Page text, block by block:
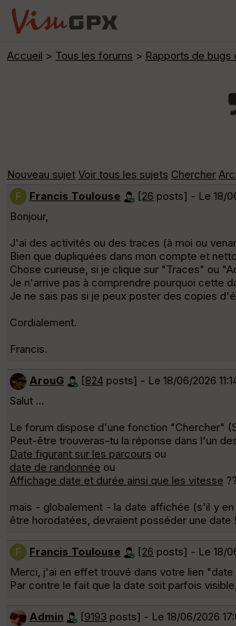
Accueil > Tous les forums > Rapports de
Nouveau sujet Voir tous les sujets Chercher
F Francis Toulouse [26 posts] - Le 18/
Bonjour,
J'ai des activités ou des traces (à moi ou
Bien que dupliquées dans mon compte et
Chose curieuse, si je clique sur "Traces" ou
Je n'arrive pas à comprendre pourquoi cette
Je ne sais pas si je peux poster des copies
Cordialement.
Francis.
ArouG [824 posts] - Le 18/06/2026
Salut ...
Le forum dispose d'une fonction "Chercher"
Peut-être trouveras-tu la réponse dans l'un des
Date figurant sur les parcours ou
date de randonnée ou
Affichage date et durée ainsi que les vitesse ??
mais - globalement - la date affichée (s'il y
être horodatées, devraient posséder une date
F Francis Toulouse [26 posts] - Le 18/
Merci, j'ai en effet trouvé dans votre lien
Par contre le fait que la date soit parfois
Admin [9193 posts] - Le 18/06/2026